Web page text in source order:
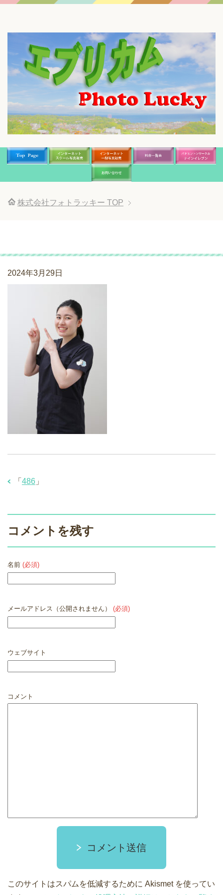
株式会社フォトラッキー TOP
2024年3月29日
「 486 」
コメントを残す
名前 (必須)
メールアドレス（公開されません） (必須)
ウェブサイト
コメント
コメント送信
このサイトはスパムを低減するために Akismet を使ってい